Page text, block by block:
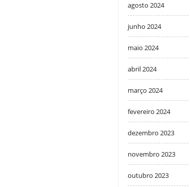
agosto 2024
junho 2024
maio 2024
abril 2024
março 2024
fevereiro 2024
dezembro 2023
novembro 2023
outubro 2023